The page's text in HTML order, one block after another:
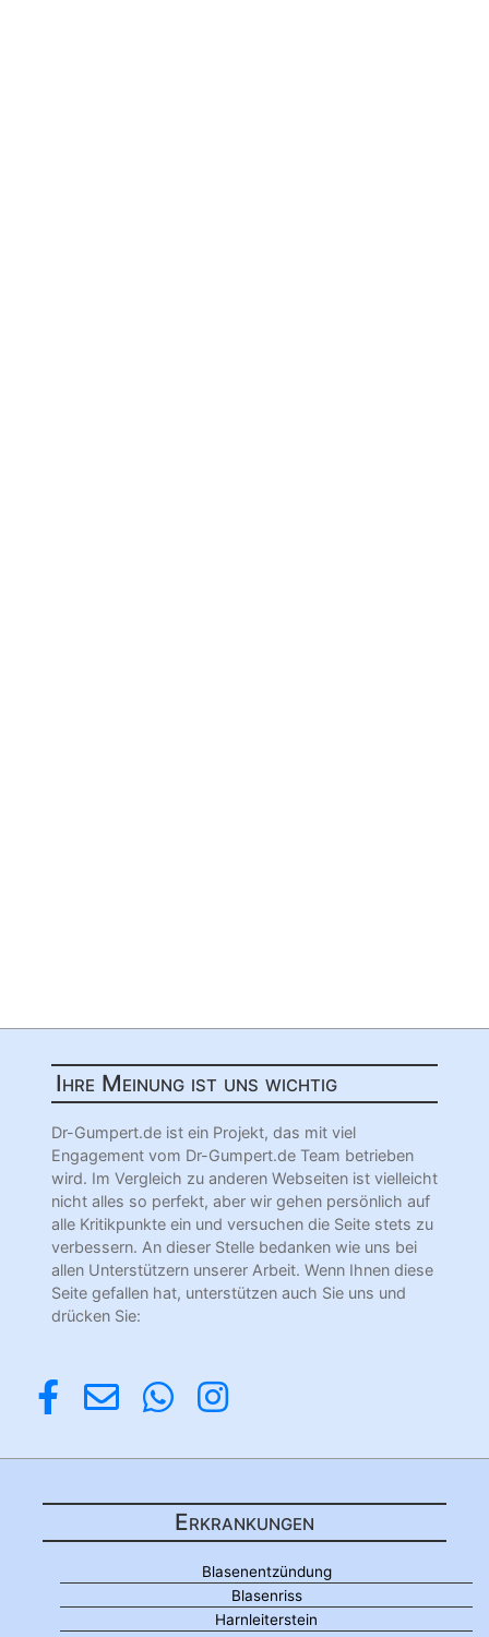
Ihre Meinung ist uns wichtig
Dr-Gumpert.de ist ein Projekt, das mit viel
Engagement vom Dr-Gumpert.de Team betrieben
wird. Im Vergleich zu anderen Webseiten ist vielleicht
nicht alles so perfekt, aber wir gehen persönlich auf
alle Kritikpunkte ein und versuchen die Seite stets zu
verbessern. An dieser Stelle bedanken wie uns bei
allen Unterstützern unserer Arbeit. Wenn Ihnen diese
Seite gefallen hat, unterstützen auch Sie uns und
drücken Sie:
Erkrankungen
Blasenentzündung
Blasenriss
Harnleiterstein